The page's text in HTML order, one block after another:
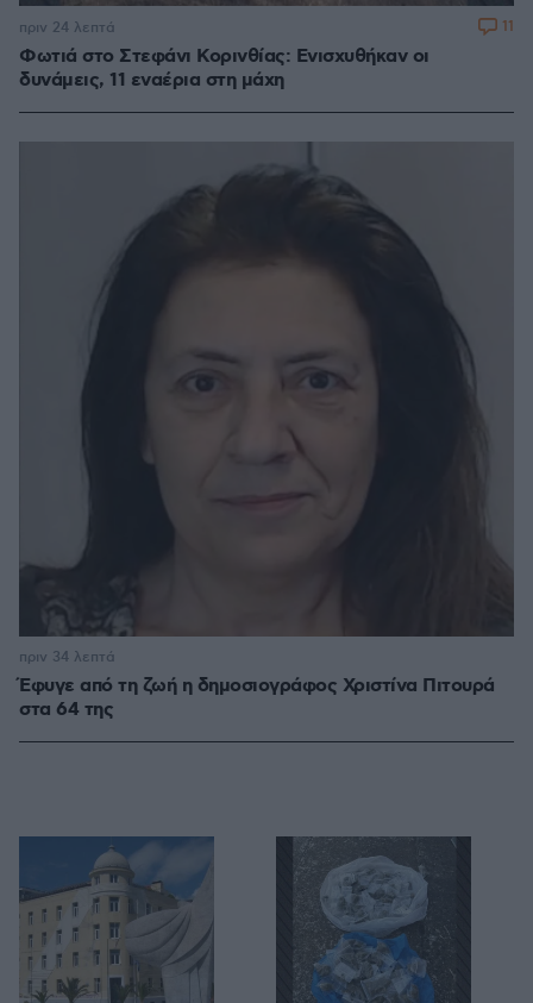
Φωτιά στο Στεφάνι Κορινθίας: Ενισχυθήκαν οι
δυνάμεις, 11 εναέρια στη μάχη
πριν 24 λεπτά 11
Έφυγε από τη ζωή η δημοσιογράφος Χριστίνα Πιτουρά
στα 64 της
πριν 34 λεπτά